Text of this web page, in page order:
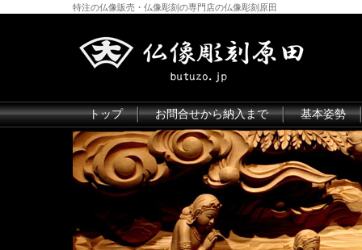
特注の仏像販売・仏像彫刻の専門店の仏像彫刻原田
トップ お問合せから納入まで 基本姿勢